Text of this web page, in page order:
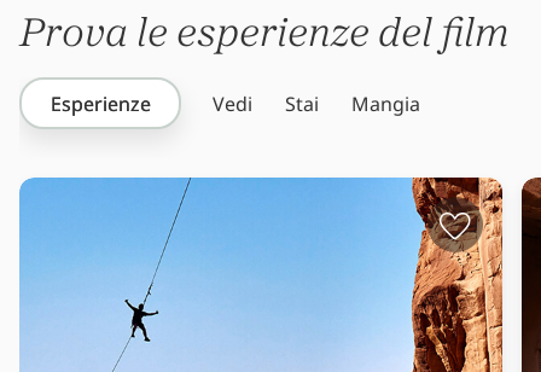
Prova le esperienze del film
Esperienze Vedi Stai Mangia